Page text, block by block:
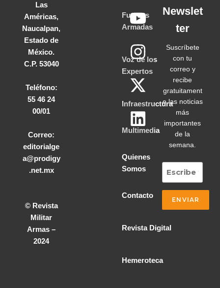
Las
Américas,
Naucalpan,
Estado de
México.
C.P. 53040
Teléfono:
55 46 24
00/01
Correo:
editorialge
a@prodigy
.net.mx
© Revista
Militar
Armas –
2024
Fuerzas
Armadas
Voz de los
Expertos
Infraestructura
Multimedia
Quienes
Somos
Contacto
Revista Digital
Hemeroteca
Newslet
ter
Suscríbete
con tu
correo y
recibe
gratuitament
e las noticias
más
importantes
de la
semana.